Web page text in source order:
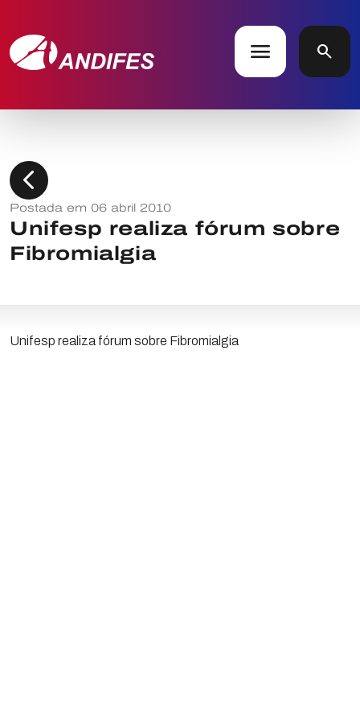
menu search
chevron_left
Postada em 06 abril 2010
Unifesp realiza fórum sobre
Fibromialgia
Unifesp realiza fórum sobre Fibromialgia